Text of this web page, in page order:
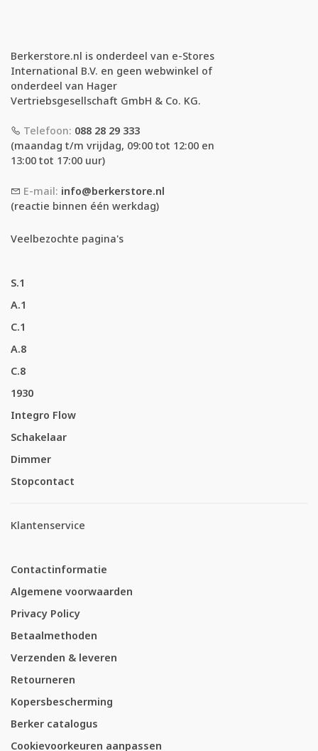
Berkerstore.nl is onderdeel van e-Stores
International B.V. en geen webwinkel of
onderdeel van Hager
Vertriebsgesellschaft GmbH & Co. KG.
Telefoon: 088 28 29 333
(maandag t/m vrijdag, 09:00 tot 12:00 en
13:00 tot 17:00 uur)
E-mail: info@berkerstore.nl
(reactie binnen één werkdag)
Veelbezochte pagina's
S.1
A.1
C.1
A.8
C.8
1930
Integro Flow
Schakelaar
Dimmer
Stopcontact
Klantenservice
Contactinformatie
Algemene voorwaarden
Privacy Policy
Betaalmethoden
Verzenden & leveren
Retourneren
Kopersbescherming
Berker catalogus
Cookievoorkeuren aanpassen